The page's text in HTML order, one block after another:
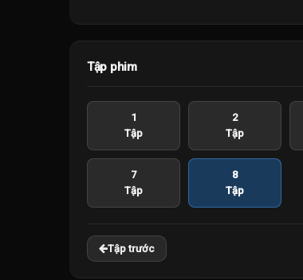
Tập phim
1
Tập
2
Tập
7
Tập
8
Tập
Tập trước